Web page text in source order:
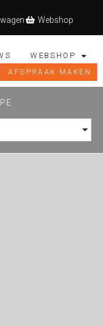
Webshop
WEBSHOP
AFSPRAAK MAKEN